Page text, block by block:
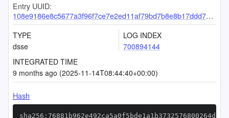
Entry UUID:
108e9186e8c5677a3f96f7ce7e2ed11af79bd7b8e8b17ddd706888e0026c6100a12c4d6600197b0e
TYPE
dsse
LOG INDEX
700894144
INTEGRATED TIME
9 months ago (2025-11-14T08:44:40+00:00)
Hash